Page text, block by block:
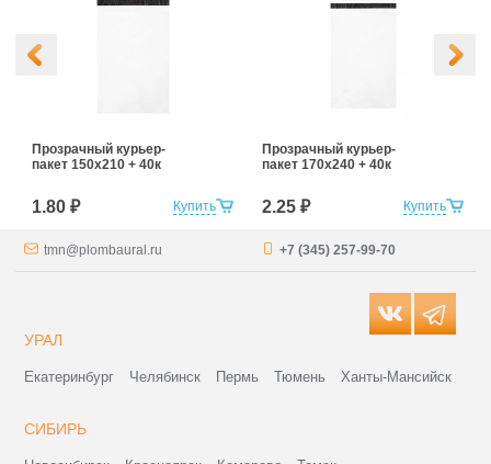
Купить
Прозрачный курьер-
пакет 150х210 + 40к
1.80 ₽ Купить
Прозрачный курьер-
пакет 170х240 + 40к
2.25 ₽
tmn@plombaural.ru +7 (345) 257-99-70
УРАЛ
Екатеринбург Челябинск Пермь Тюмень Ханты-Мансийск
СИБИРЬ